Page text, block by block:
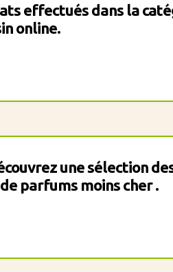
effectués dans la
online.
une sélection
parfums moins cher .